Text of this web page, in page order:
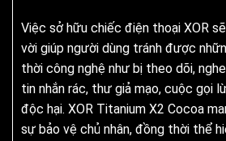
Việc sở hữu chiếc điện thoại XOR
vời giúp người dùng tránh được
thời công nghệ như bị theo dõi,
tin nhắn rác, thư giả mạo, cuộc gọi
độc hại. XOR Titanium X2 Cocoa
sự bảo vệ chủ nhân, đồng thời thể